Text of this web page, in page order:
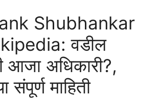
Shubhankar
वडील
आजा अधिकारी?,
संपूर्ण माहिती